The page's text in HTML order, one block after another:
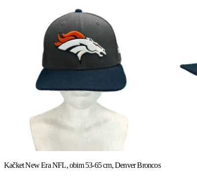
Kačket New Era NFL, obim 53-65 cm, Denver Broncos